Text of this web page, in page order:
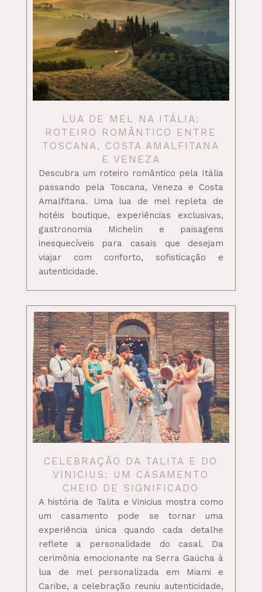
LUA DE MEL NA ITÁLIA:
ROTEIRO ROMÂNTICO ENTRE
TOSCANA, COSTA AMALFITANA
E VENEZA
Descubra um roteiro romântico pela Itália
passando pela Toscana, Veneza e Costa
Amalfitana. Uma lua de mel repleta de
hotéis boutique, experiências exclusivas,
gastronomia Michelin e paisagens
inesquecíveis para casais que desejam
viajar com conforto, sofisticação e
autenticidade.
CELEBRAÇÃO DA TALITA E DO
VINICIUS: UM CASAMENTO
CHEIO DE SIGNIFICADO
A história de Talita e Vinicius mostra como
um casamento pode se tornar uma
experiência única quando cada detalhe
reflete a personalidade do casal. Da
cerimônia emocionante na Serra Gaúcha à
lua de mel personalizada em Miami e
Caribe, a celebração reuniu autenticidade,